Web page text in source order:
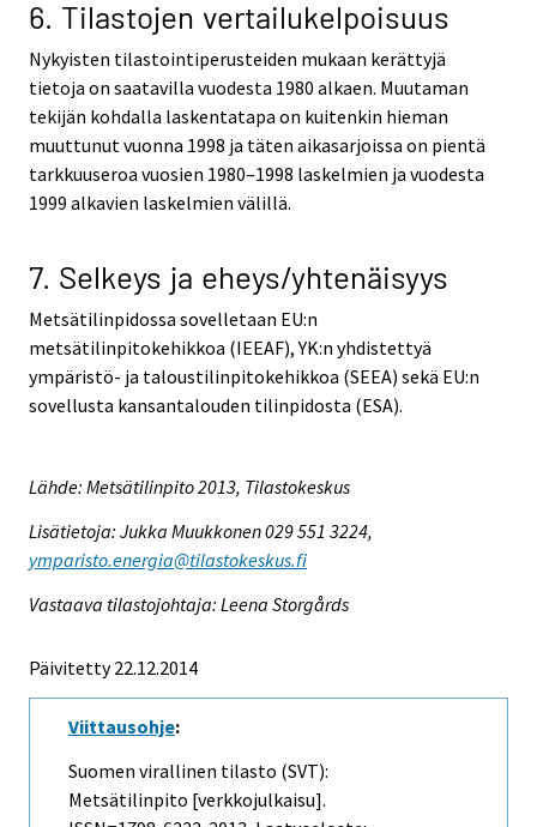
6. Tilastojen vertailukelpoisuus
Nykyisten tilastointiperusteiden mukaan kerättyjä
tietoja on saatavilla vuodesta 1980 alkaen. Muutaman
tekijän kohdalla laskentatapa on kuitenkin hieman
muuttunut vuonna 1998 ja täten aikasarjoissa on pientä
tarkkuuseroa vuosien 1980–1998 laskelmien ja vuodesta
1999 alkavien laskelmien välillä.
7. Selkeys ja eheys/yhtenäisyys
Metsätilinpidossa sovelletaan EU:n
metsätilinpitokehikkoa (IEEAF), YK:n yhdistettyä
ympäristö- ja taloustilinpitokehikkoa (SEEA) sekä EU:n
sovellusta kansantalouden tilinpidosta (ESA).
Lähde: Metsätilinpito 2013, Tilastokeskus
Lisätietoja: Jukka Muukkonen 029 551 3224,
ymparisto.energia@tilastokeskus.fi
Vastaava tilastojohtaja: Leena Storgårds
Päivitetty 22.12.2014
Viittausohje:
Suomen virallinen tilasto (SVT):
Metsätilinpito [verkkojulkaisu].